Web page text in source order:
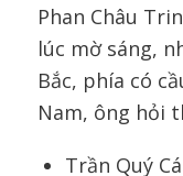
Phan Châu
lúc mờ sáng,
Bắc, phía có
Nam, ông hỏi
Trần Quý